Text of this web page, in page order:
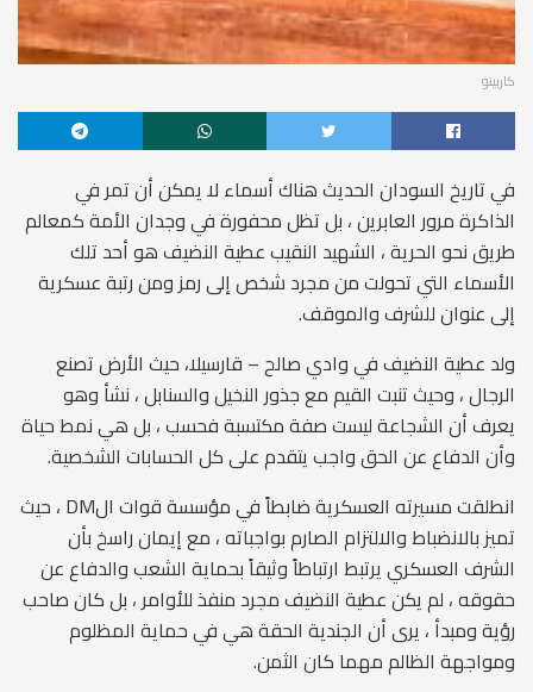
كاربينو
في تاريخ السودان الحديث هناك أسماء لا يمكن أن تمر في
الذاكرة مرور العابرين ، بل تظل محفورة في وجدان الأمة كمعالم
طريق نحو الحرية ، الشهيد النقيب عطية النضيف هو أحد تلك
الأسماء التي تحولت من مجرد شخص إلى رمز ومن رتبة عسكرية
إلى عنوان للشرف والموقف.
ولد عطية النضيف في وادي صالح – قارسيلا، حيث الأرض تصنع
الرجال ، وحيث تنبت القيم مع جذور النخيل والسنابل ، نشأ وهو
يعرف أن الشجاعة ليست صفة مكتسبة فحسب ، بل هي نمط حياة
وأن الدفاع عن الحق واجب يتقدم على كل الحسابات الشخصية.
انطلقت مسيرته العسكرية ضابطاً في مؤسسة قوات الDM ، حيث
تميز بالانضباط والالتزام الصارم بواجباته ، مع إيمان راسخ بأن
الشرف العسكري يرتبط ارتباطاً وثيقاً بحماية الشعب والدفاع عن
حقوقه ، لم يكن عطية النضيف مجرد منفذ للأوامر ، بل كان صاحب
رؤية ومبدأ ، يرى أن الجندية الحقة هي في حماية المظلوم
ومواجهة الظالم مهما كان الثمن.